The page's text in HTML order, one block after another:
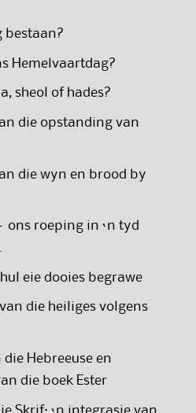
bestaan?
Hemelvaartdag?
sheol of hades?
die opstanding van
die wyn en brood by
ons roeping in ‘n tyd
hul eie dooies begrawe
die heiliges volgens
Hebreeuse en
die boek Ester
Skrif: ‘n integrasie van